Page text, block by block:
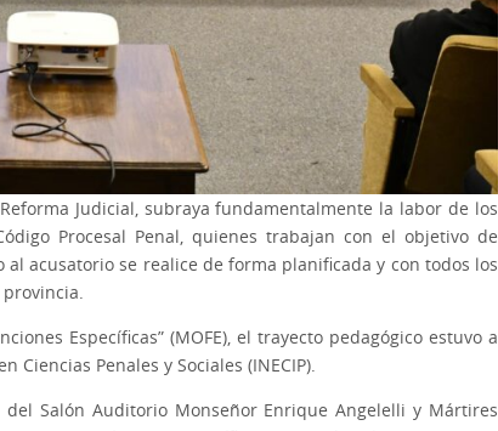
Judicial, subraya fundamentalmente la labor de los
Procesal Penal, quienes trabajan con el objetivo de
acusatorio se realice de forma planificada y con todos los
Específicas” (MOFE), el trayecto pedagógico estuvo a
Penales y Sociales (INECIP).
Salón Auditorio Monseñor Enrique Angelelli y Mártires